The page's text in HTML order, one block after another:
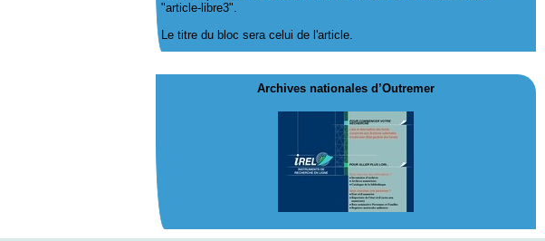
"article-libre3".
Le titre du bloc sera celui de l'article.
Archives nationales d’Outremer